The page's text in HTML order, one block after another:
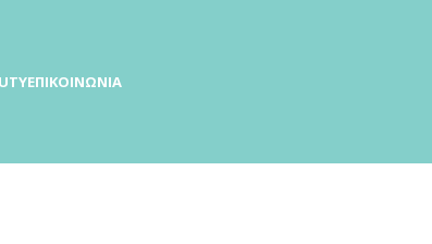
ΕΠΙΚΟΙΝΩΝΊΑ